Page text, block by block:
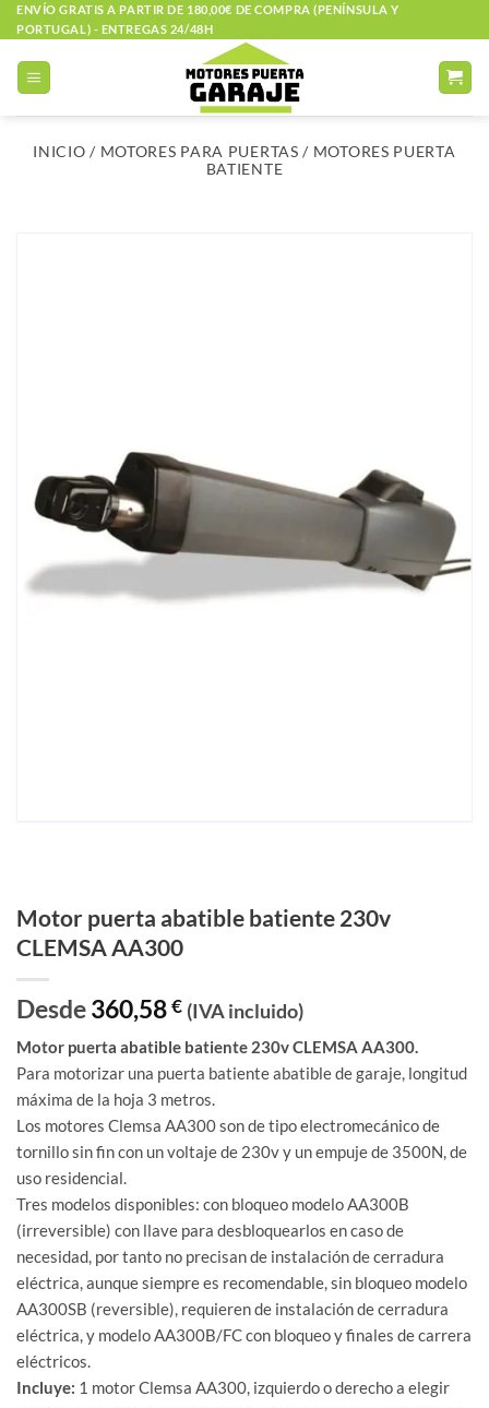
Saltar
al
contenido
ENVÍO GRATIS A PARTIR DE 180,00€ DE COMPRA (PENÍNSULA Y
PORTUGAL) - ENTREGAS 24/48H
INICIO / MOTORES PARA PUERTAS / MOTORES PUERTA
BATIENTE
Motor puerta abatible batiente 230v
CLEMSA AA300
Desde360,58€ (IVA incluido)
Motor puerta abatible batiente 230v CLEMSA AA300.
Para motorizar una puerta batiente abatible de garaje, longitud
máxima de la hoja 3 metros.
Los motores Clemsa AA300 son de tipo electromecánico de
tornillo sin fin con un voltaje de 230v y un empuje de 3500N, de
uso residencial.
Tres modelos disponibles: con bloqueo modelo AA300B
(irreversible) con llave para desbloquearlos en caso de
necesidad, por tanto no precisan de instalación de cerradura
eléctrica, aunque siempre es recomendable, sin bloqueo modelo
AA300SB (reversible), requieren de instalación de cerradura
eléctrica, y modelo AA300B/FC con bloqueo y finales de carrera
eléctricos.
Incluye: 1 motor Clemsa AA300, izquierdo o derecho a elegir